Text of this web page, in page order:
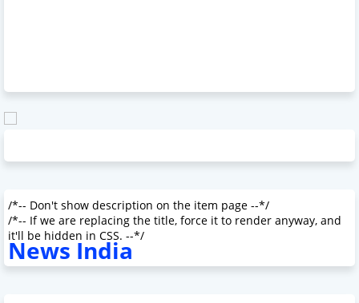
/*-- Don't show description on the item page --*/
/*-- If we are replacing the title, force it to render anyway, and
it'll be hidden in CSS. --*/
News India